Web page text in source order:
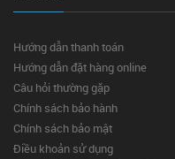
Hướng dẫn thanh toán
Hướng dẫn đặt hàng online
Câu hỏi thường gặp
Chính sách bảo hành
Chính sách bảo mật
Điều khoản sử dụng